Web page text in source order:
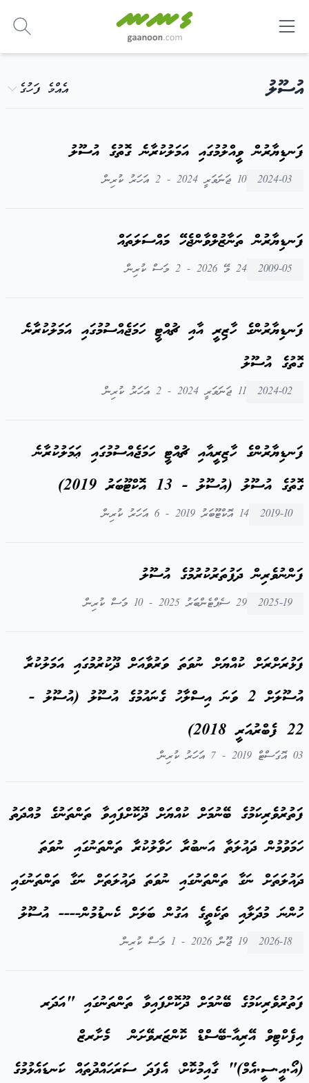
އުސޫލު އެއްމެ ފަހުގެ
ފަނޑިޔާރުން ވީއްލުމުގައި އަމަލުކުރާނެ ގޮތުގެ އުސޫލު
2024-03 10 ޖަނަވަރީ 2024 - 2 އަހަރު ކުރިން
ފަނޑިޔާރުން ތަނާޒުލްވާންޖެހޭ މައްސަލަތައް
2009-05 24 މޭ 2026 - 2 މަސް ކުރިން
ފަނޑިޔާރުންގެ ހާޒިރީ އާއި ޗުއްޓީ ހަމަޖެއްސުމުގައި އަމަލުކުރާނެ
ގޮތުގެ އުސޫލު
2024-02 11 ޖަނަވަރީ 2024 - 2 އަހަރު ކުރިން
ފަނޑިޔާރުންގެ ހާޒިރީއާއި ޗުއްޓީ ހަމަޖެއްސުމުގައި ޢަމަލުކުރާނެ
ގޮތުގެ އުސޫލު (އުސޫލު - 13 އޮކްޓޫބަރު 2019)
2019-10 14 އޮކްޓޫބަރު 2019 - 6 އަހަރު ކުރިން
ފަންނުވެރިން ދަފުތަރުކުރުމުގެ އުސޫލު
2025-19 29 ސެޕްޓެންބަރު 2025 - 10 މަސް ކުރިން
ފަޅުރަށްރަށް ކުއްޔަށް ނުވަތަ ވަރުވާއަށް ދޫކުރުމުގައި އަމަލުކުރާ
އުސޫލަށް 2 ވަނަ އިސްލާހު ގެނައުމުގެ އުސޫލު (އުސޫލު -
22 ފެބްރުއަރީ 2018)
03 އޮގަސްޓް 2019 - 7 އަހަރު ކުރިން
ފަތުރުވެރިކަމުގެ ބޭނުމަށް ކުއްޔަށް ދޫކޮށްފައިވާ ތަންތަނުގެ މުއްދަތު
ހަމަވުމުން ދައުލަތާ އަނބުރާ ހަވާލުކުރާ ތަންތަނުގައި ނުވަތަ
ދައުލަތަށް ނަގާ ތަންތަނުގައި ނުވަތަ ދައުލަތަށް ނަގާ ތަންތަނުގައި
ހުންނަ މުދަލާއި ތަކެތީގެ އަގުން ބަލަށް ކެނޑުމުން---- އުސޫލު
2026-18 19 ޖޫން 2026 - 1 މަސް ކުރިން
ފަތުރުވެރިކަމުގެ ބޭނުމަށް ދޫކޮށްފައިވާ ތަންތަނުގައި "އަދަރ
އިފެކްޓިވް އޭރިއާ-ބޭސްޑް ކޮންޒަރވޭށަން މެށާރޒް
(އޯ.އީ.ސީ.އެމް)" ގާއިމުކޮށް، އެފަދަ ސަރަހައްދުތައް ކަނޑައެޅުމުގެ